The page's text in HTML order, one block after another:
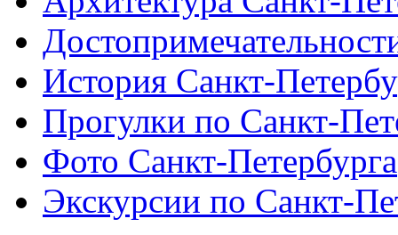
История Санкт-
Прогулки по Санкт-
Фото Санкт-Петербурга
Экскурсии по Санкт-